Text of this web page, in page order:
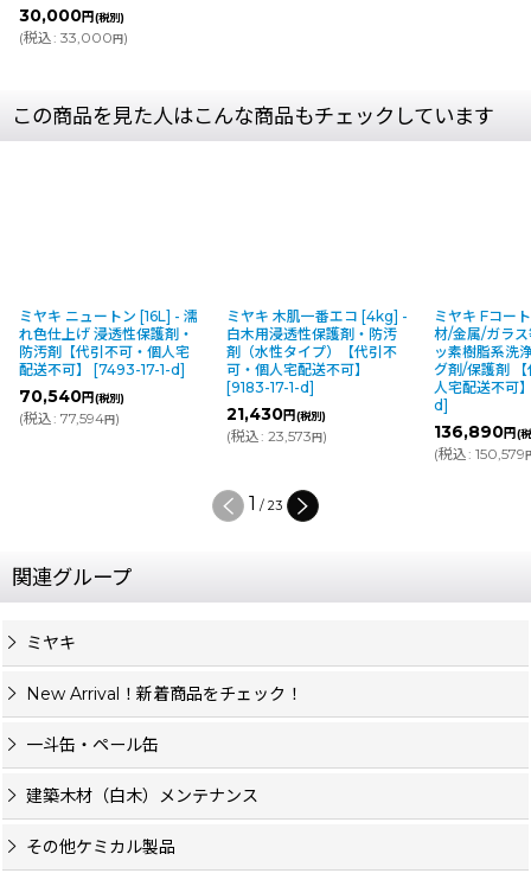
30,000円(税別)
(税込: 33,000円)
この商品を見た人はこんな商品もチェックしています
ミヤキ ニュートン [16L] - 濡
れ色仕上げ 浸透性保護剤・
防汚剤【代引不可・個人宅
配送不可】
[7493-17-1-d]
70,540円(税別)
(税込: 77,594円)
ミヤキ 木肌一番エコ [4kg] -
白木用浸透性保護剤・防汚
剤（水性タイプ）【代引不
可・個人宅配送不可】
[9183-17-1-d]
21,430円(税別)
(税込: 23,573円)
ミヤキ Fコー
材/金属/ガラ
ッ素樹脂系洗
グ剤/保護剤
人宅配送不可
d]
136,890円(
(税込: 150,579
1 / 23
関連グループ
ミヤキ
New Arrival！新着商品をチェック！
一斗缶・ペール缶
建築木材（白木）メンテナンス
その他ケミカル製品